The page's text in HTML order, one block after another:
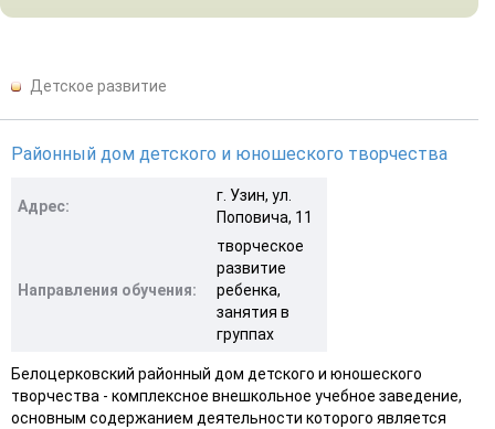
Детское развитие
Районный дом детского и юношеского творчества
Адрес:
г. Узин, ул.
Поповича, 11
Направления обучения:
творческое
развитие
ребенка,
занятия в
группах
Белоцерковский районный дом детского и юношеского
творчества - комплексное внешкольное учебное заведение,
основным содержанием деятельности которого является